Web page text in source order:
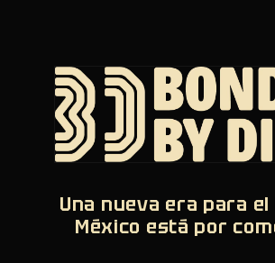
Una nueva era para el
México está por